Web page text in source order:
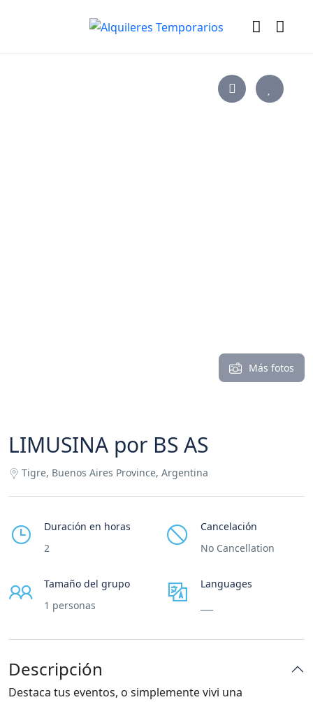
Más fotos
LIMUSINA por BS AS
Tigre, Buenos Aires Province, Argentina
Duración en horas
2
Cancelación
No Cancellation
Tamaño del grupo
1 personas
Languages
Descripción
Destaca tus eventos, o simplemente vivi una